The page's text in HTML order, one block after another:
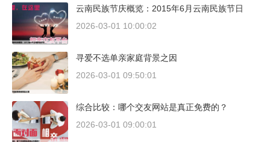
云南民族节庆概览：2015年6月云南民族节日
2026-03-01 10:00:02
寻爱不选单亲家庭背景之因
2026-03-01 09:50:01
综合比较：哪个交友网站是真正免费的？
2026-03-01 09:00:01